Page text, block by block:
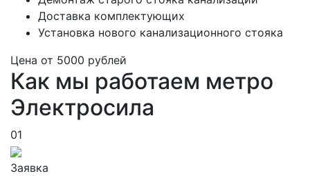
Доставка комплектующих
Установка нового канализационного стояка
Цена от 5000 рублей
Как мы работаем метро
Электросила
01
Заявка